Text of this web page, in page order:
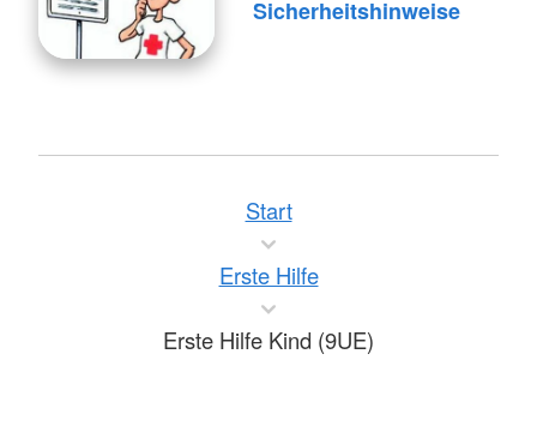
Sicherheitshinweise
Start
Erste Hilfe
Erste Hilfe Kind (9UE)